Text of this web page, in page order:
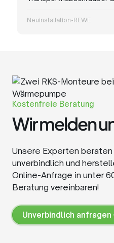
Neuinstallation•REWE
Kostenfreie Beratung
Wir melden
Unsere Experten
unverbindlich und
Online-Anfrage in unter
Beratung vereinbaren!
Unverbindlich anfragen
Unverbindlich